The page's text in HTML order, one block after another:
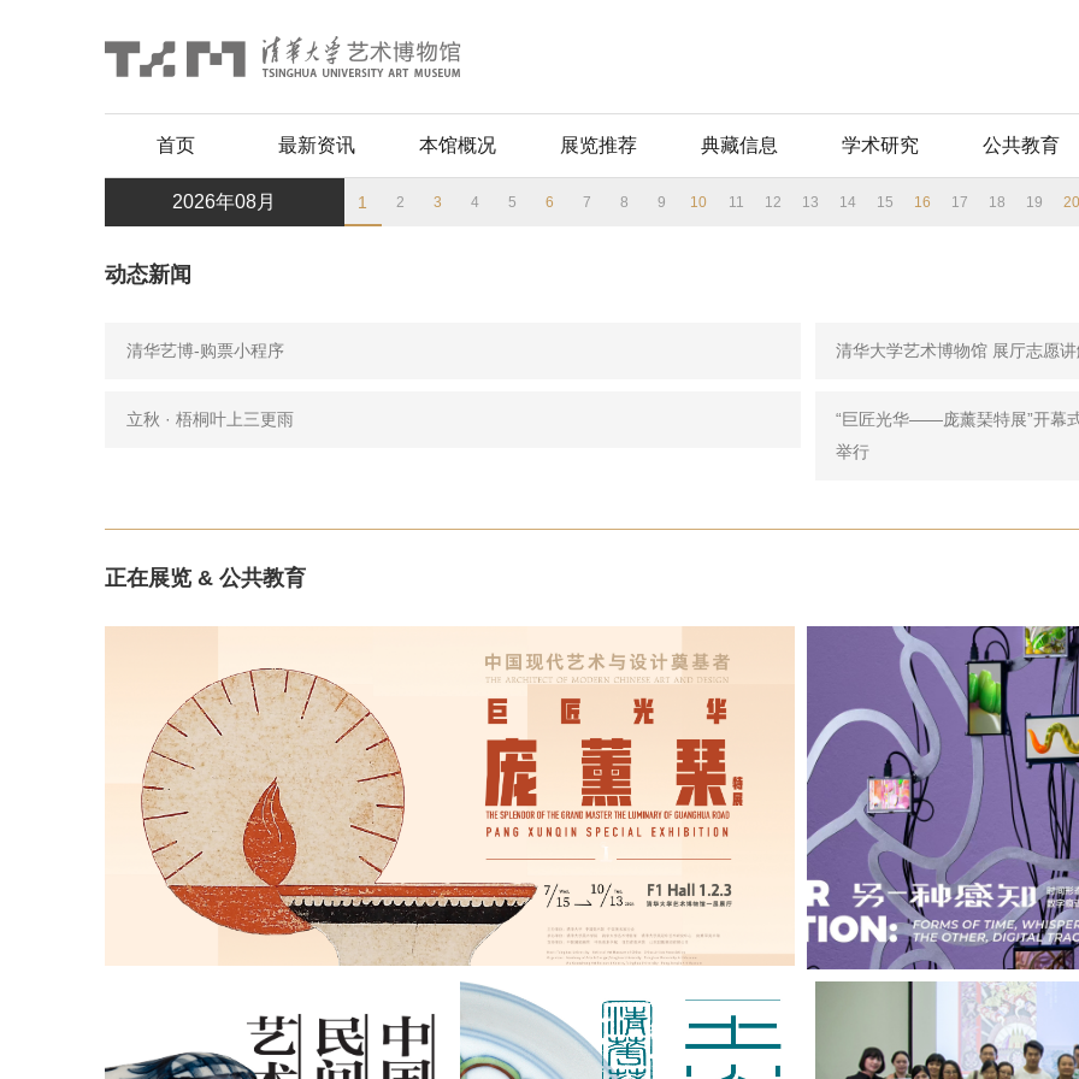
首页 最新资讯 本馆概况 展览推荐 典藏信息 学术研究 公共教育
2026年08月 1 2 3 4 5 6 7 8 9 10 11 12 13 14 15 16 17 18 19
动态新闻
清华艺博-购票小程序 清华大学艺术博物馆 展厅志愿
立秋 · 梧桐叶上三更雨
“巨匠光华——庞薰琹特展”开幕
举行
正在展览 & 公共教育